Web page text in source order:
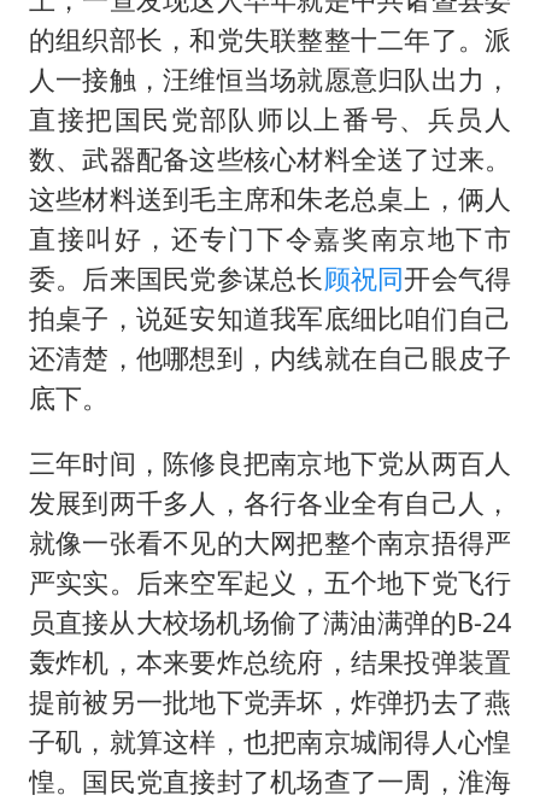
的组织部长，和党失联整整十二年了。派
人一接触，汪维恒当场就愿意归队出力，
直接把国民党部队师以上番号、兵员人
数、武器配备这些核心材料全送了过来。
这些材料送到毛主席和朱老总桌上，俩人
直接叫好，还专门下令嘉奖南京地下市
委。后来国民党参谋总长顾祝同开会气得
拍桌子，说延安知道我军底细比咱们自己
还清楚，他哪想到，内线就在自己眼皮子
底下。
三年时间，陈修良把南京地下党从两百人
发展到两千多人，各行各业全有自己人，
就像一张看不见的大网把整个南京捂得严
严实实。后来空军起义，五个地下党飞行
员直接从大校场机场偷了满油满弹的B-24
轰炸机，本来要炸总统府，结果投弹装置
提前被另一批地下党弄坏，炸弹扔去了燕
子矶，就算这样，也把南京城闹得人心惶
惶。国民党直接封了机场查了一周，淮海